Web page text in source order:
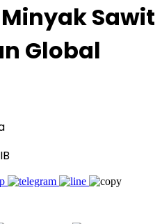
Sawit
Global